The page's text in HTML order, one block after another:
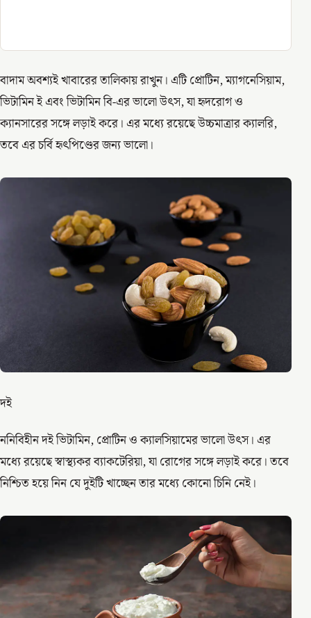
বাদাম অবশ্যই খাবারের তালিকায় রাখুন। এটি প্রোটিন, ম্যাগনেসিয়াম,
ভিটামিন ই এবং ভিটামিন বি-এর ভালো উৎস, যা হৃদরোগ ও
ক্যানসারের সঙ্গে লড়াই করে। এর মধ্যে রয়েছে উচ্চমাত্রার ক্যালরি,
তবে এর চর্বি হৃৎপিণ্ডের জন্য ভালো।
দই
ননিবিহীন দই ভিটামিন, প্রোটিন ও ক্যালসিয়ামের ভালো উৎস। এর
মধ্যে রয়েছে স্বাস্থ্যকর ব্যাকটেরিয়া, যা রোগের সঙ্গে লড়াই করে। তবে
নিশ্চিত হয়ে নিন যে দুইটি খাচ্ছেন তার মধ্যে কোনো চিনি নেই।